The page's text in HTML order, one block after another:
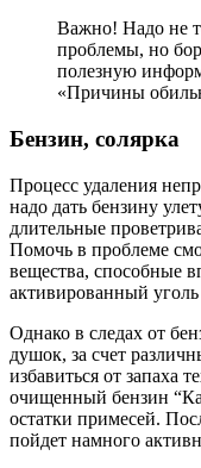
Важно! Надо не
проблемы, но
полезную
«Причины
Бензин, солярка
Процесс удаления
надо дать бензину
длительные
Помочь в проблеме
вещества, способные
активированный
Однако в следах от
душок, за счет
избавиться от запаха
очищенный бензин
остатки примесей.
пойдет намного